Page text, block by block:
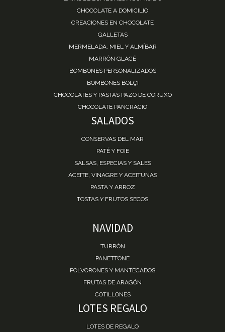
CHOCOLATE A DOMICILIO
CREACIONES EN CHOCOLATE
GALLETAS
MERMELADA, MIEL Y ALMÍBAR
MARRÓN GLACÉ
BOMBONES PERSONALIZADOS
BOMBONES BOLÇI
CHOCOLATES Y PASTAS PAZO DE CORUXO
CHOCOLATE PANCRACIO
SALADOS
CONSERVAS DEL MAR
PATÉ Y FOIE
SALSAS, ESPECIAS Y SALES
ACEITE, VINAGRE Y ACEITUNAS
PASTA Y ARROZ
TOSTAS Y FRUTOS SECOS
NAVIDAD
TURRÓN
PANETTONE
POLVORONES Y MANTECADOS
FRUTAS DE ARAGÓN
COTILLONES
LOTES REGALO
LOTES DE REGALO